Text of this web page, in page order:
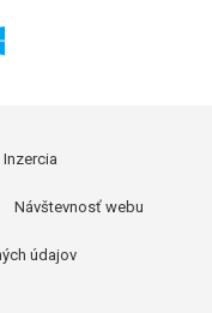
Inzercia
Návštevnosť webu
údajov